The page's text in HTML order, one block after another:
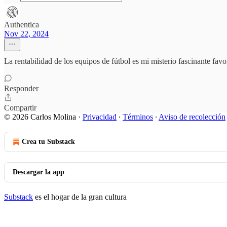
Authentica
Nov 22, 2024
La rentabilidad de los equipos de fútbol es mi misterio fascinante
Responder
Compartir
© 2026 Carlos Molina · Privacidad ∙ Términos ∙ Aviso de recolección
Crea tu Substack
Descargar la app
Substack es el hogar de la gran cultura